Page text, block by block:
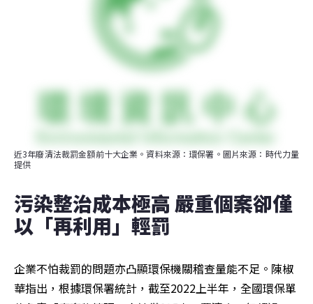
近3年廢清法裁罰金額前十大企業。資料來源：環保署。圖片來源：時代力量
提供
污染整治成本極高 嚴重個案卻僅
以「再利用」輕罰
企業不怕裁罰的問題亦凸顯環保機關稽查量能不足。陳椒
華指出，根據環保署統計，截至2022上半年，全國環保單